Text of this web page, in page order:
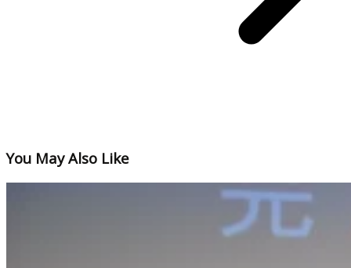
You May Also Like